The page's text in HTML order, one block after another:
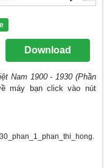
Download
Nam 1900 - 1930 (Phần
máy bạn click vào nút